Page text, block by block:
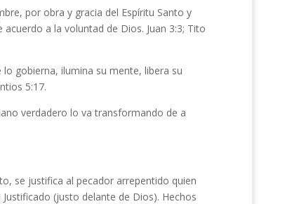
por obra y gracia del Espíritu Santo y
a la voluntad de Dios. Juan 3:3; Tito
gobierna, ilumina su mente, libera su
5:17.
verdadero lo va transformando de a
se justifica al pecador arrepentido quien
(justo delante de Dios). Hechos